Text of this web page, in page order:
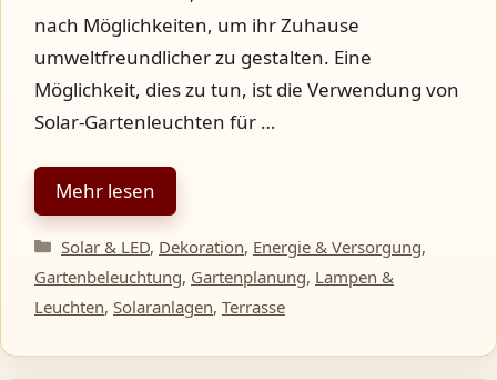
nach Möglichkeiten, um ihr Zuhause
umweltfreundlicher zu gestalten. Eine
Möglichkeit, dies zu tun, ist die Verwendung von
Solar-Gartenleuchten für …
Mehr lesen
Kategorien
Solar & LED, Dekoration, Energie & Versorgung,
Gartenbeleuchtung, Gartenplanung, Lampen &
Leuchten, Solaranlagen, Terrasse